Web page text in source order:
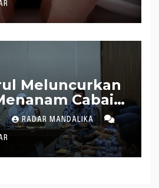
Meluncurkan
Cabai
RADAR MANDALIKA